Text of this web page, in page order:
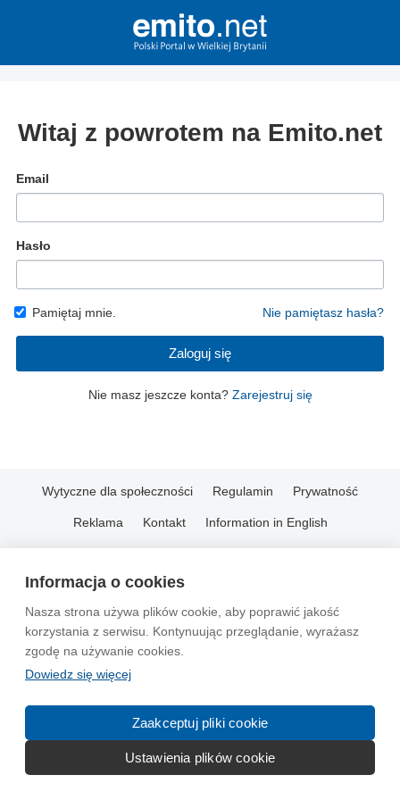
Informacja o cookies
Nasza strona używa plików cookie, aby poprawić jakość
korzystania z serwisu. Kontynuując przeglądanie, wyrażasz
zgodę na używanie cookies.
Dowiedz się więcej
Zaakceptuj pliki cookie
Ustawienia plików cookie
Witaj z powrotem na Emito.net
Email
Hasło
Pamiętaj mnie. Nie pamiętasz hasła?
Zaloguj się
Nie masz jeszcze konta? Zarejestruj się
Wytyczne dla społeczności Regulamin Prywatność
Reklama Kontakt Information in English